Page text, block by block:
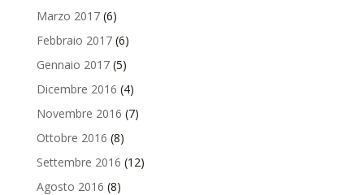
Marzo 2017(6)
Febbraio 2017(6)
Gennaio 2017(5)
Dicembre 2016 (4)
Novembre 2016 (7)
Ottobre 2016 (8)
Settembre 2016 (12)
Agosto 2016 (8)